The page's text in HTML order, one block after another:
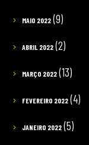
MAIO 2022(9)
ABRIL 2022(2)
MARÇO 2022(13)
FEVEREIRO 2022(4)
JANEIRO 2022(5)